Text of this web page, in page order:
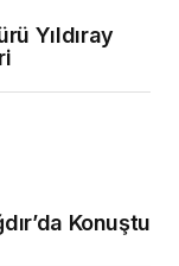
Yıldıray
Konuştu